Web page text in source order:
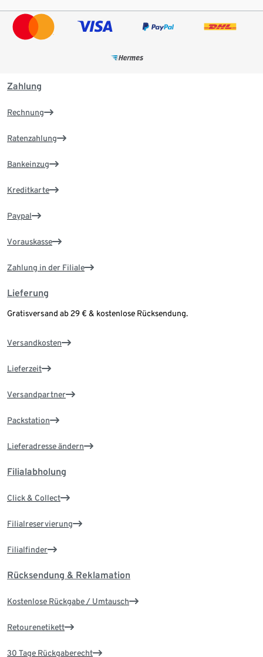
Zahlung
Rechnung
Ratenzahlung
Bankeinzug
Kreditkarte
Paypal
Vorauskasse
Zahlung in der Filiale
Lieferung
Gratisversand ab 29 € & kostenlose Rücksendung.
Versandkosten
Lieferzeit
Versandpartner
Packstation
Lieferadresse ändern
Filialabholung
Click & Collect
Filialreservierung
Filialfinder
Rücksendung & Reklamation
Kostenlose Rückgabe / Umtausch
Retourenetikett
30 Tage Rückgaberecht